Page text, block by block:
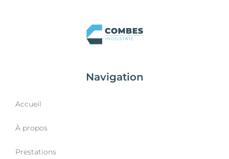
Navigation
Accueil
À propos
Prestations